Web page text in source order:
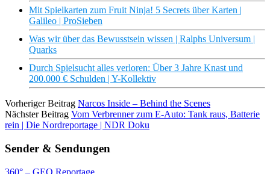
Mit Spielkarten zum Fruit Ninja! 5 Secrets über Karten |
Galileo | ProSieben
Was wir über das Bewusstsein wissen | Ralphs Universum |
Quarks
Durch Spielsucht alles verloren: Über 3 Jahre Knast und
200.000 € Schulden | Y-Kollektiv
Vorheriger Beitrag Narcos Inside – Behind the Scenes
Nächster Beitrag Vom Verbrenner zum E-Auto: Tank raus, Batterie
rein | Die Nordreportage | NDR Doku
Sender & Sendungen
360° – GEO Reportage